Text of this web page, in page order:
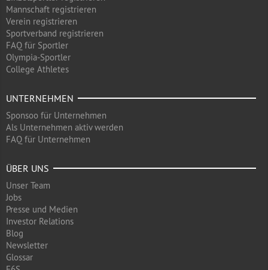
Mannschaft registrieren
Verein registrieren
Sportverband registrieren
FAQ für Sportler
Olympia-Sportler
College Athletes
UNTERNEHMEN
Sponsoo für Unternehmen
Als Unternehmen aktiv werden
FAQ für Unternehmen
ÜBER UNS
Unser Team
Jobs
Presse und Medien
Investor Relations
Blog
Newsletter
Glossar